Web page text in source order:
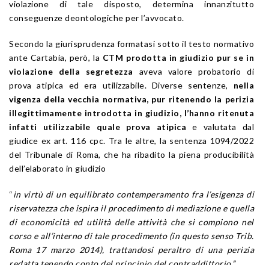
violazione di tale disposto, determina innanzitutto
conseguenze deontologiche per l’avvocato.
Secondo la giurisprudenza formatasi sotto il testo normativo
ante Cartabia, però, la CTM prodotta in giudizio pur se in
violazione della segretezza
aveva valore probatorio di
prova atipica ed era utilizzabile. Diverse sentenze, nella
vigenza della vecchia normativa, pur ritenendo la perizia
illegittimamente introdotta in giudizio, l’hanno ritenuta
infatti utilizzabile quale prova atipica e valutata dal
giudice ex art. 116 cpc. Tra le altre, la sentenza 1094/2022
del Tribunale di Roma, che ha ribadito la piena producibilità
dell’elaborato in giudizio
“in virtù di un equilibrato contemperamento fra l’esigenza di
riservatezza che ispira il procedimento di mediazione e quella
di economicità ed utilità delle attività che si compiono nel
corso e all’interno di tale procedimento (in questo senso Trib.
Roma 17 marzo 2014), trattandosi peraltro di una perizia